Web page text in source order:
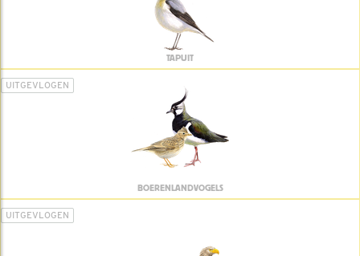
TAPUIT
UITGEVLOGEN
BOERENLANDVOGELS
UITGEVLOGEN